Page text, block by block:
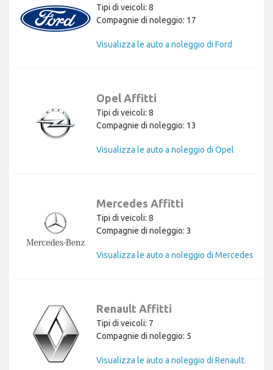
Tipi di veicoli: 8
Compagnie di noleggio: 17
Visualizza le auto a noleggio di Ford
Opel Affitti
Tipi di veicoli: 8
Compagnie di noleggio: 13
Visualizza le auto a noleggio di Opel
Mercedes Affitti
Tipi di veicoli: 8
Compagnie di noleggio: 3
Visualizza le auto a noleggio di Mercedes
Renault Affitti
Tipi di veicoli: 7
Compagnie di noleggio: 5
Visualizza le auto a noleggio di Renault